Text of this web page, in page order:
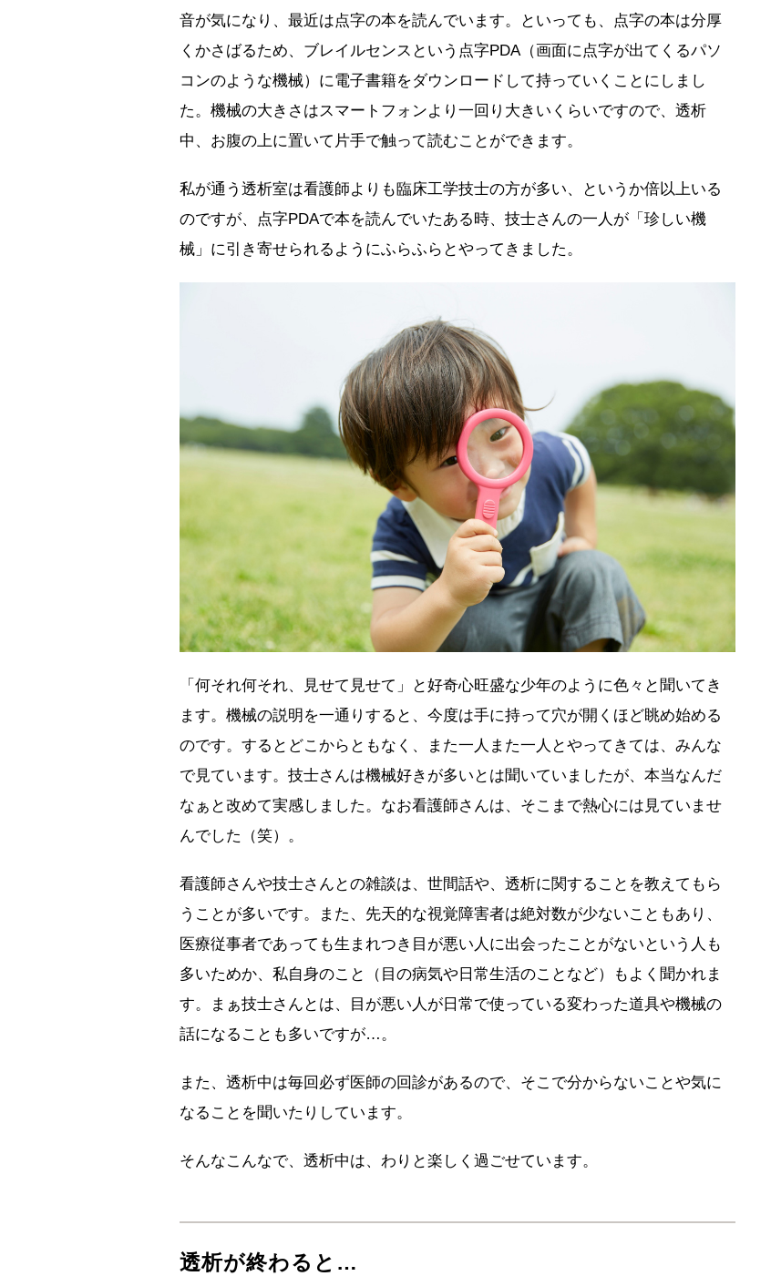
音が気になり、最近は点字の本を読んでいます。といっても、点字の本は分厚
くかさばるため、ブレイルセンスという点字PDA（画面に点字が出てくるパソ
コンのような機械）に電子書籍をダウンロードして持っていくことにしまし
た。機械の大きさはスマートフォンより一回り大きいくらいですので、透析
中、お腹の上に置いて片手で触って読むことができます。
私が通う透析室は看護師よりも臨床工学技士の方が多い、というか倍以上いる
のですが、点字PDAで本を読んでいたある時、技士さんの一人が「珍しい機
械」に引き寄せられるようにふらふらとやってきました。
「何それ何それ、見せて見せて」と好奇心旺盛な少年のように色々と聞いてき
ます。機械の説明を一通りすると、今度は手に持って穴が開くほど眺め始める
のです。するとどこからともなく、また一人また一人とやってきては、みんな
で見ています。技士さんは機械好きが多いとは聞いていましたが、本当なんだ
なぁと改めて実感しました。なお看護師さんは、そこまで熱心には見ていませ
んでした（笑）。
看護師さんや技士さんとの雑談は、世間話や、透析に関することを教えてもら
うことが多いです。また、先天的な視覚障害者は絶対数が少ないこともあり、
医療従事者であっても生まれつき目が悪い人に出会ったことがないという人も
多いためか、私自身のこと（目の病気や日常生活のことなど）もよく聞かれま
す。まぁ技士さんとは、目が悪い人が日常で使っている変わった道具や機械の
話になることも多いですが…。
また、透析中は毎回必ず医師の回診があるので、そこで分からないことや気に
なることを聞いたりしています。
そんなこんなで、透析中は、わりと楽しく過ごせています。
透析が終わると…